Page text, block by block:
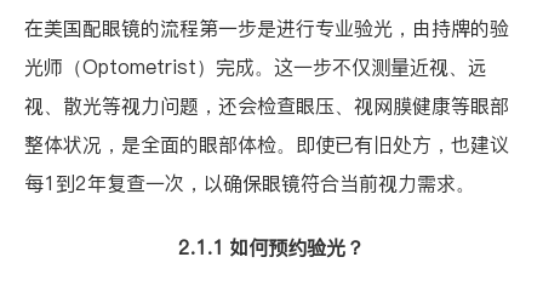
在美国配眼镜的流程第一步是进行专业验光，由持牌的验
光师（Optometrist）完成。这一步不仅测量近视、远
视、散光等视力问题，还会检查眼压、视网膜健康等眼部
整体状况，是全面的眼部体检。即使已有旧处方，也建议
每1到2年复查一次，以确保眼镜符合当前视力需求。
2.1.1 如何预约验光？